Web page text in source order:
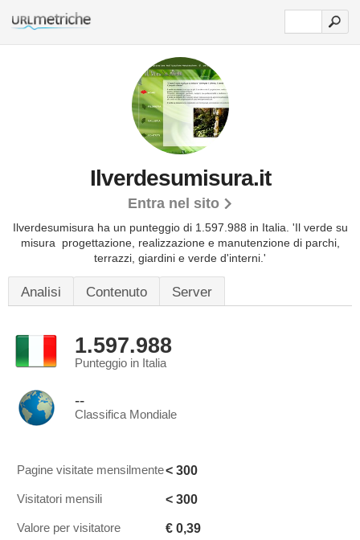
Ilverdesumisura.it
Entra nel sito
Ilverdesumisura ha un punteggio di 1.597.988 in Italia. 'Il verde su
misura  progettazione, realizzazione e manutenzione di parchi,
terrazzi, giardini e verde d'interni.'
Analisi Contenuto Server
1.597.988
Punteggio in Italia
--
Classifica Mondiale
Pagine visitate mensilmente< 300
Visitatori mensili < 300
Valore per visitatore € 0,39